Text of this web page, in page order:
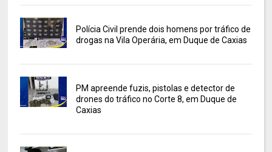
Polícia Civil prende dois homens por tráfico de
drogas na Vila Operária, em Duque de Caxias
PM apreende fuzis, pistolas e detector de
drones do tráfico no Corte 8, em Duque de
Caxias